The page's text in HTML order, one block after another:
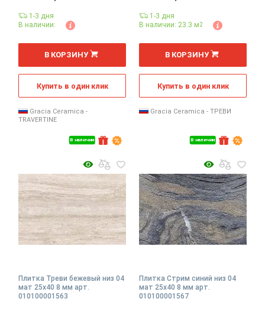
В наличии
1-3 дня
В наличии:
м
В КОРЗИНУ
Купить в один клик
Gracia Ceramica -
TRAVERTINE
В наличии
1-3 дня
В наличии: 23.3 м2
м
В КОРЗИНУ
Купить в один клик
Gracia Ceramica - ТРЕВИ
Плитка Треви бежевый низ 04
мат 25x40 8 мм арт.
010100001563
Плитка Стрим синий низ 04
мат 25x40 8 мм арт.
010100001567